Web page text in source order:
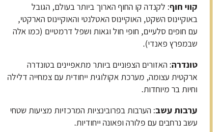
קווי חוף: לקנדה קו החוף הארוך ביותר בעולם, הגובל
באוקיינוס השקט, האוקיינוס האטלנטי והאוקיינוס הארקטי,
עם חופים סלעיים, חופי חול וגאות ושפל דרמטיים (כמו אלה
שבמפרץ פאנדי).
טונדרה: האזורים הצפוניים ביותר מתאפיינים בטונדרה
ארקטית עצומה, מערכת אקולוגית ייחודית עם צמחייה דלילה
וחיות בר מיוחדות.
ערבות עשב: הערבות בפרובינציות המרכזיות מציעות שטחי
עשב נרחבים עם פלורה ופאונה ייחודיות.